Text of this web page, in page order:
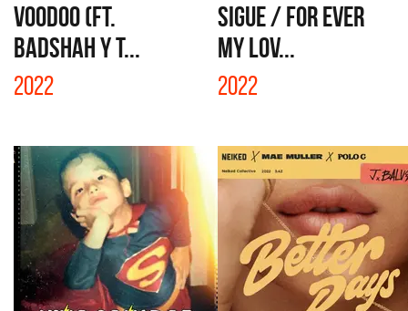
VOODOO (FT.
BADSHAH Y T...
2022
SIGUE / FOR EVER
MY LOV...
2022